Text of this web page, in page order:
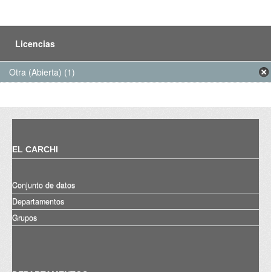
Licencias
Otra (Abierta) (1)
EL CARCHI
Conjunto de datos
Departamentos
Grupos